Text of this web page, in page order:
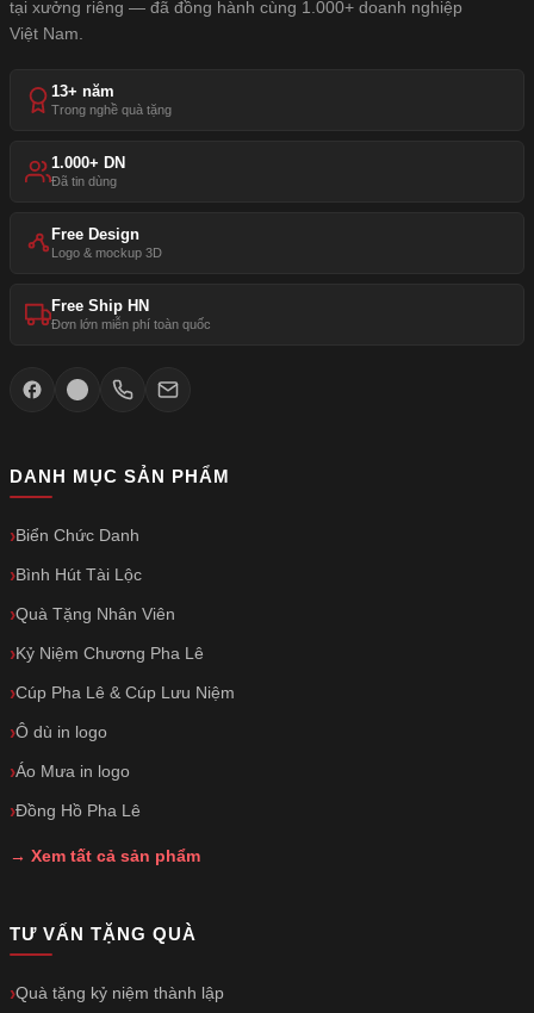
tại xưởng riêng — đã đồng hành cùng 1.000+ doanh nghiệp
Việt Nam.
13+ năm
Trong nghề quà tặng
1.000+ DN
Đã tin dùng
Free Design
Logo & mockup 3D
Free Ship HN
Đơn lớn miễn phí toàn quốc
DANH MỤC SẢN PHẨM
Biển Chức Danh
Bình Hút Tài Lộc
Quà Tặng Nhân Viên
Kỷ Niệm Chương Pha Lê
Cúp Pha Lê & Cúp Lưu Niệm
Ô dù in logo
Áo Mưa in logo
Đồng Hồ Pha Lê
→ Xem tất cả sản phẩm
TƯ VẤN TẶNG QUÀ
Quà tặng kỷ niệm thành lập